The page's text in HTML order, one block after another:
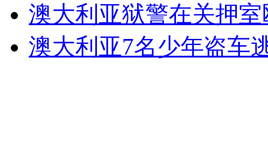
无痛分娩是否安全 医生回应
外交部：反对强权政治霸凌主义
澳大利亚狱警在关押
澳大利亚7名少年盗车